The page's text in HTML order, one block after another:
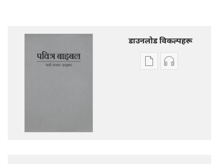
डाउनलोड विकल्पहरू
प्रकाशन अडियो